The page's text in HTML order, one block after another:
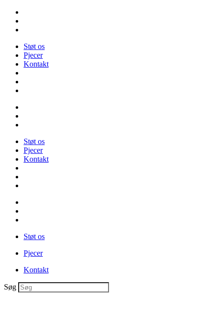
Videre
indhold
Støt os
Pjecer
Kontakt
Støt os
Pjecer
Kontakt
Støt os
Pjecer
Kontakt
Søg